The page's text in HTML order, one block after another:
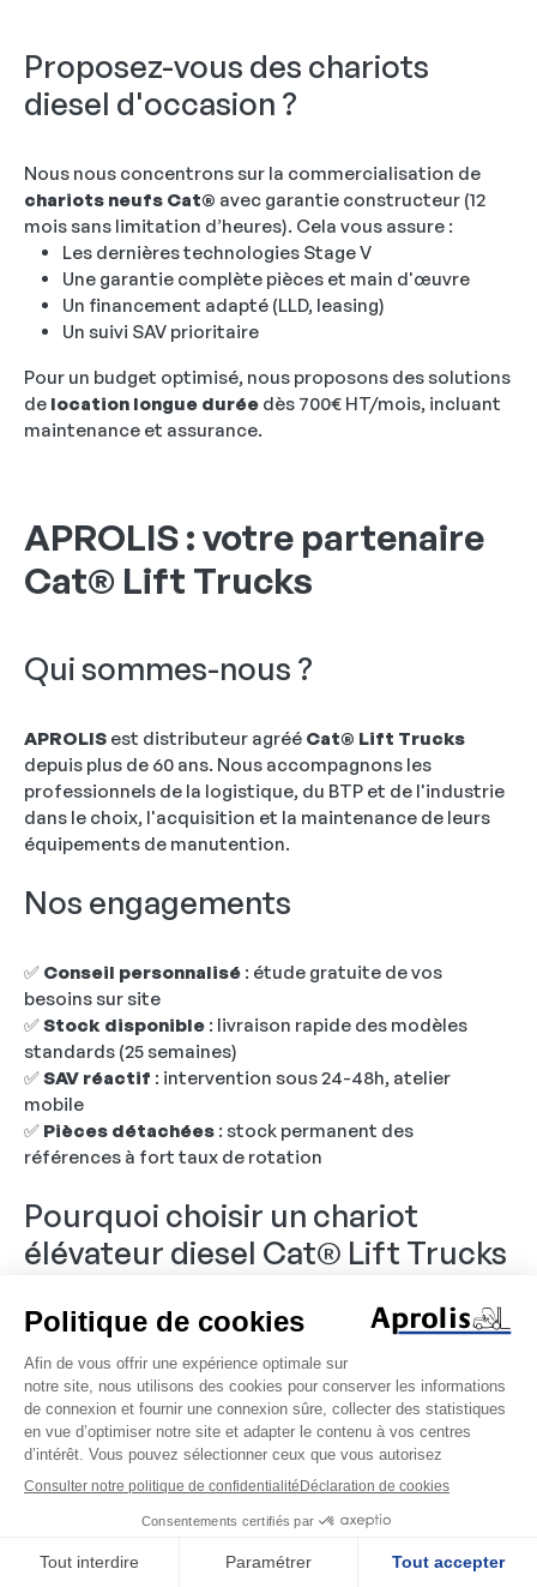
Proposez-vous des chariots
diesel d'occasion ?
Nous nous concentrons sur la commercialisation de
chariots neufs Cat® avec garantie constructeur (12
mois sans limitation d’heures). Cela vous assure :
Les dernières technologies Stage V
Une garantie complète pièces et main d'œuvre
Un financement adapté (LLD, leasing)
Un suivi SAV prioritaire
Pour un budget optimisé, nous proposons des solutions
de location longue durée dès 700€ HT/mois, incluant
maintenance et assurance.
APROLIS : votre partenaire
Cat® Lift Trucks
Qui sommes-nous ?
APROLIS est distributeur agréé Cat® Lift Trucks
depuis plus de 60 ans. Nous accompagnons les
professionnels de la logistique, du BTP et de l'industrie
dans le choix, l'acquisition et la maintenance de leurs
équipements de manutention.
Nos engagements
✅ Conseil personnalisé : étude gratuite de vos
besoins sur site
✅Stock disponible : livraison rapide des modèles
standards (25 semaines)
✅SAV réactif : intervention sous 24-48h, atelier
mobile
✅ Pièces détachées : stock permanent des
références à fort taux de rotation
Pourquoi choisir un chariot
élévateur diesel Cat® Lift Trucks
En résumé
✅Motorisation diesel Stage V 2025: puissante,
propre et économique
✅ Gamme complète de 2 à 10 tonnes: adaptée à tous
les environnements
✅Robustesse éprouvée: conçu pour les applications
intensives extérieures
continu